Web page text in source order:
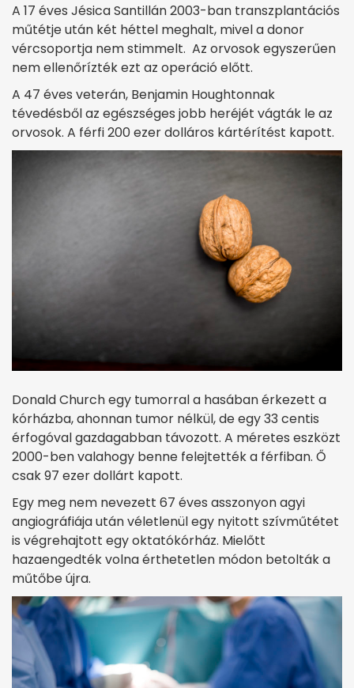
A 17 éves Jésica Santillán 2003-ban transzplantációs
műtétje után két héttel meghalt, mivel a donor
vércsoportja nem stimmelt. Az orvosok egyszerűen
nem ellenőrízték ezt az operáció előtt.
A 47 éves veterán, Benjamin Houghtonnak
tévedésből az egészséges jobb heréjét vágták le az
orvosok. A férfi 200 ezer dolláros kártérítést kapott.
Donald Church egy tumorral a hasában érkezett a
kórházba, ahonnan tumor nélkül, de egy 33 centis
érfogóval gazdagabban távozott. A méretes eszközt
2000-ben valahogy benne felejtették a férfiban. Ő
csak 97 ezer dollárt kapott.
Egy meg nem nevezett 67 éves asszonyon agyi
angiográfiája után véletlenül egy nyitott szívműtétet
is végrehajtott egy oktatókórház. Mielőtt
hazaengedték volna érthetetlen módon betolták a
műtőbe újra.